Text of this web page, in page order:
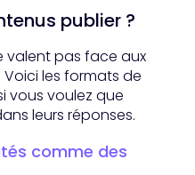
publier ?
valent pas face aux
les formats de
vous voulez que
leurs réponses.
comme des